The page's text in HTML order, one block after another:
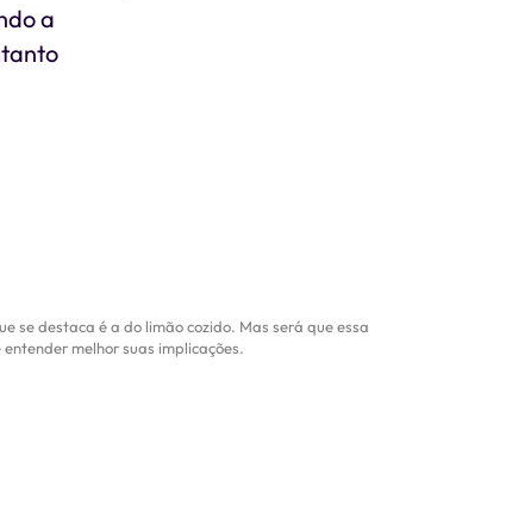
a
se destaca é a do limão cozido. Mas será que essa
melhor suas implicações.